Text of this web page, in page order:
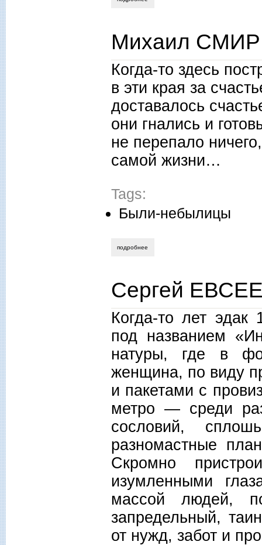
Михаил
Когда-то здесь
в эти края за
доставалось
они гнались и
не перепало
самой жизни…
Tags:
Были-небылицы
подробнее
Сергей
Когда-то лет
под названием
натуры, где в
женщина, по виду
и пакетами с
метро — среди
сословий,
разномастные
Скромно
изумленными
массой людей,
запредельный,
от нужд, забот и